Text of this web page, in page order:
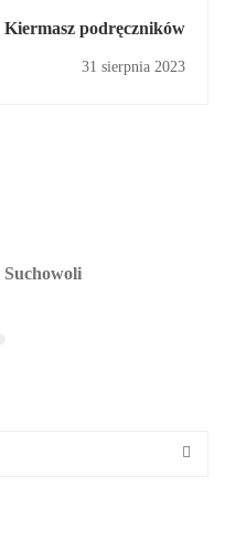
Kiermasz podręczników
31 sierpnia 2023
Suchowoli